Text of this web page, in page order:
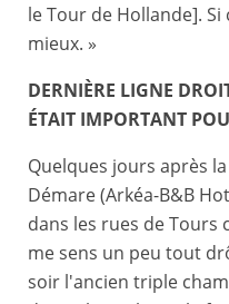
le Tour de Hollande].
mieux. »
DERNIÈRE LIGNE
ÉTAIT IMPORTANT
Quelques jours après
Démare (Arkéa-B&B
dans les rues de Tours
me sens un peu tout
soir l'ancien triple